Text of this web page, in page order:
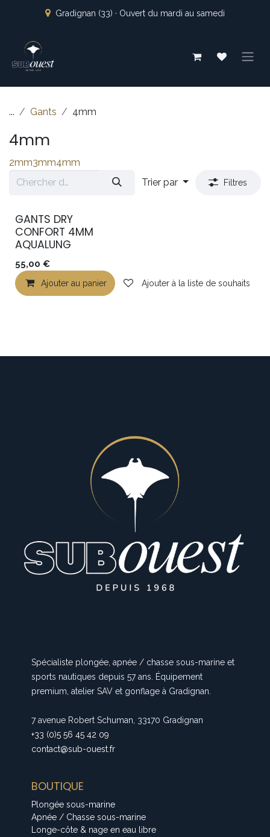
Se rendre au contenu
Gradignan (33) · Ouvert du mardi au samedi
... Gants 4mm
4mm
2mm3mm4mm
Trier par
Filtres
GANTS DRY
CONFORT 4MM
AQUALUNG
55,00 €
Ajouter au panier Ajouter à la liste de souhaits
Spécialiste plongée, apnée / chasse sous-marine et
sports nautiques depuis 57 ans. Équipement
premium, atelier SAV et gonflage à Gradignan.
7 avenue Robert Schuman, 33170 Gradignan
+33 (0)5 56 45 42 09
contact@sub-ouest.fr
BOUTIQUE
Plongée sous-marine
Apnée / Chasse sous-marine
Longe-côte & nage en eau libre